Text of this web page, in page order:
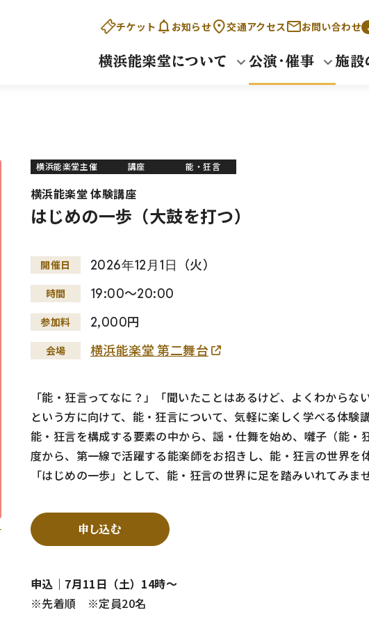
チケット お知らせ 交通アクセス お問い合わせ
横浜能楽堂について 公演・催事 施設
横浜能楽堂主催 講座 能・狂言
横浜能楽堂 体験講座
はじめの一歩（大鼓を打つ）
開催日 2026年12 月 1日 （火）
時間 19:00～20:00
参加料 2,000円
会場 横浜能楽堂 第二舞台
「能・狂言ってなに？」「聞いたことはあるけど、よくわからな
という方に向けて、能・狂言について、気軽に楽しく学べる体験
能・狂言を構成する要素の中から、謡・仕舞を始め、囃子（能・
度から、第一線で活躍する能楽師をお招きし、能・狂言の世界を
「はじめの一歩」として、能・狂言の世界に足を踏みいれてみま
申し込む
申込｜7月11日（土）14時～
※先着順 ※定員20名